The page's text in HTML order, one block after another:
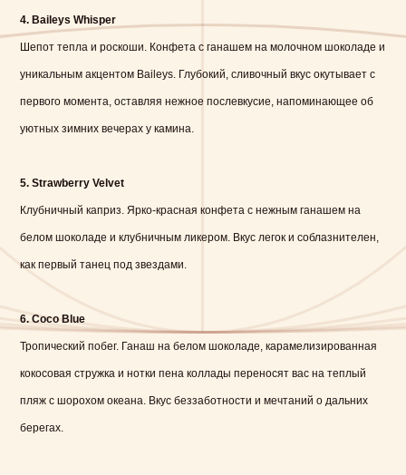
4. Baileys Whisper
Шепот тепла и роскоши. Конфета с ганашем на молочном шоколаде и
уникальным акцентом Baileys. Глубокий, сливочный вкус окутывает с
первого момента, оставляя нежное послевкусие, напоминающее об
уютных зимних вечерах у камина.
5. Strawberry Velvet
Клубничный каприз. Ярко-красная конфета с нежным ганашем на
белом шоколаде и клубничным ликером. Вкус легок и соблазнителен,
как первый танец под звездами.
6. Coco Blue
Тропический побег. Ганаш на белом шоколаде, карамелизированная
кокосовая стружка и нотки пена коллады переносят вас на теплый
пляж с шорохом океана. Вкус беззаботности и мечтаний о дальних
берегах.